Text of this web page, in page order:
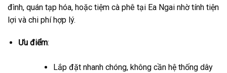
đình, quán tạp hóa, hoặc tiệm cà phê tại Ea Ngai nhờ tính tiện
lợi và chi phí hợp lý.
Ưu điểm:
Lắp đặt nhanh chóng, không cần hệ thống dây